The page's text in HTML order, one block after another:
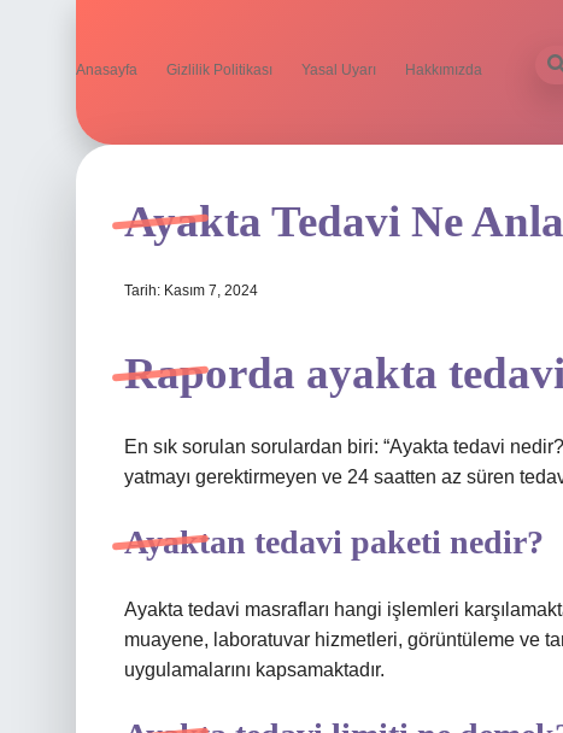
Anasayfa Gizlilik Politikası Yasal Uyarı Hakkımızda
Ayakta Tedavi Ne
Tarih: Kasım 7, 2024
Raporda ayakta
En sık sorulan sorulardan biri: “Ayakta tedavi
yatmayı gerektirmeyen ve 24 saatten az süren
Ayaktan tedavi paketi nedir?
Ayakta tedavi masrafları hangi işlemleri
muayene, laboratuvar hizmetleri, görüntüleme ve
uygulamalarını kapsamaktadır.